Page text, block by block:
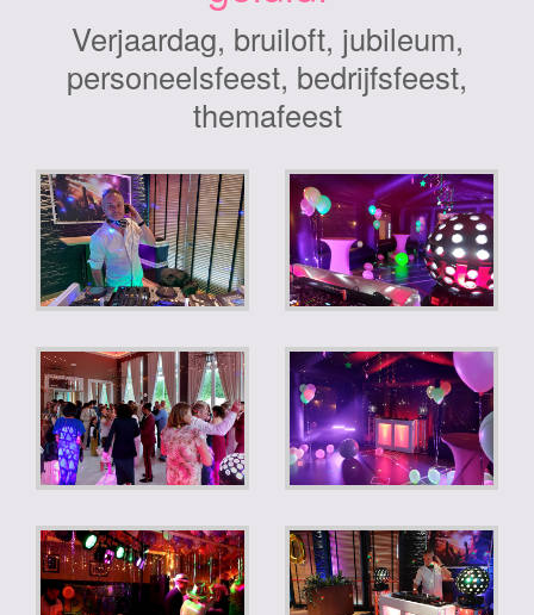
Verjaardag, bruiloft, jubileum,
personeelsfeest, bedrijfsfeest,
themafeest